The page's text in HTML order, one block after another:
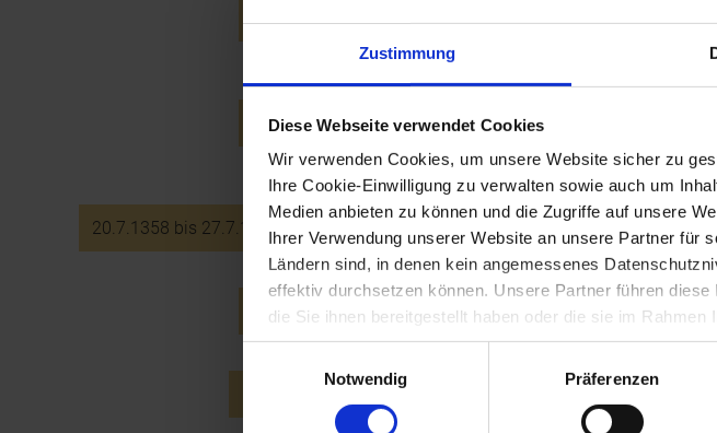
Zustimmung
Diese Webseite verwendet Cookies
Wir verwenden Cookies, um unsere Website sicher zu
Ihre Cookie-Einwilligung zu verwalten sowie auch um
Medien anbieten zu können und die Zugriffe auf unsere
Ihrer Verwendung unserer Website an unsere Partner für
Ländern sind, in denen kein angemessenes
effektiv durchsetzen können. Unsere Partner führen
die Sie ihnen bereitgestellt haben oder die sie im Rahmen
Notwendig
Präferenzen
12.7.1356
Belehnung Heidenreichs von
20.7.1358
Tod Herzog Albrechts II. in Wien -
20.7.1358 bis 27.7.1365 v. Chr. Herzog Rudolf IV. (der Stifter)
17.8.1360 Tod des Hymnendichters Abt